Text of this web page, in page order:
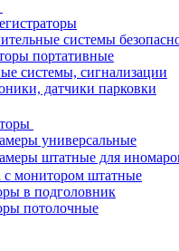
системы
портативные
системы, сигнализации
датчики парковки
универсальные
штатные для
с монитором штатные
в подголовник
потолочные